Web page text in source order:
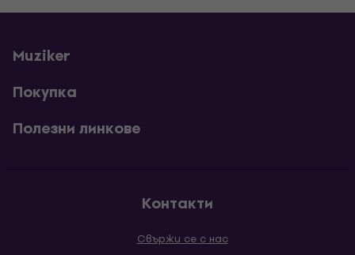
Muziker
Покупка
Полезни линкове
Контакти
Свържи се с нас